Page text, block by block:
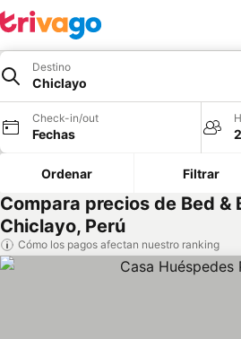
Destino
Chiclayo
Check-in/out
Fechas
Ordenar Filtrar
Compara precios de Bed &
Chiclayo, Perú
Cómo los pagos afectan nuestro ranking